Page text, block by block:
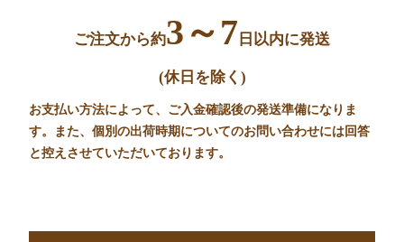
ご注文から約3～7 日以内に発送
(休日を除く)
お支払い方法によって、ご入金確認後の発送準備になりま
す。また、個別の出荷時期についてのお問い合わせには回答
と控えさせていただいております。